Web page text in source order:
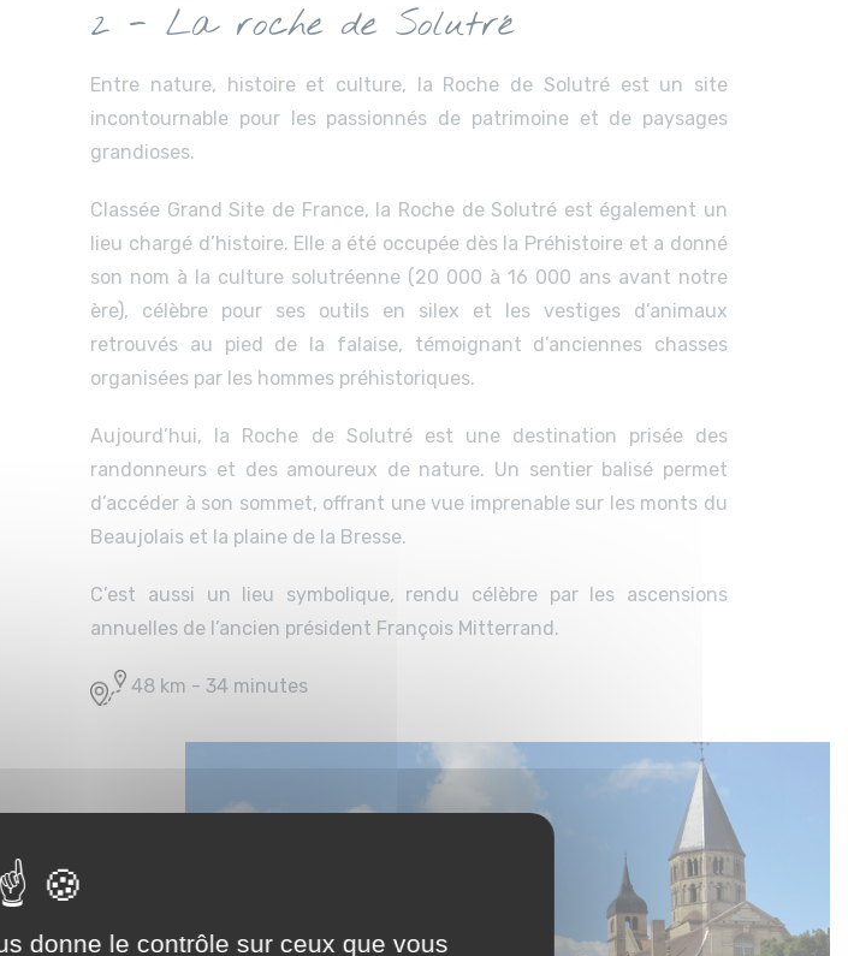
2 - La roche de Solutré
Entre nature, histoire et culture, la Roche de Solutré est un site
incontournable pour les passionnés de patrimoine et de paysages
grandioses.
Classée Grand Site de France, la Roche de Solutré est également un
lieu chargé d’histoire. Elle a été occupée dès la Préhistoire et a donné
son nom à la culture solutréenne (20 000 à 16 000 ans avant notre
ère), célèbre pour ses outils en silex et les vestiges d’animaux
retrouvés au pied de la falaise, témoignant d’anciennes chasses
organisées par les hommes préhistoriques.
Aujourd’hui, la Roche de Solutré est une destination prisée des
randonneurs et des amoureux de nature. Un sentier balisé permet
d’accéder à son sommet, offrant une vue imprenable sur les monts du
Beaujolais et la plaine de la Bresse.
C’est aussi un lieu symbolique, rendu célèbre par les ascensions
annuelles de l’ancien président François Mitterrand.
48 km - 34 minutes
et
donne le contrôle sur ceux que vous